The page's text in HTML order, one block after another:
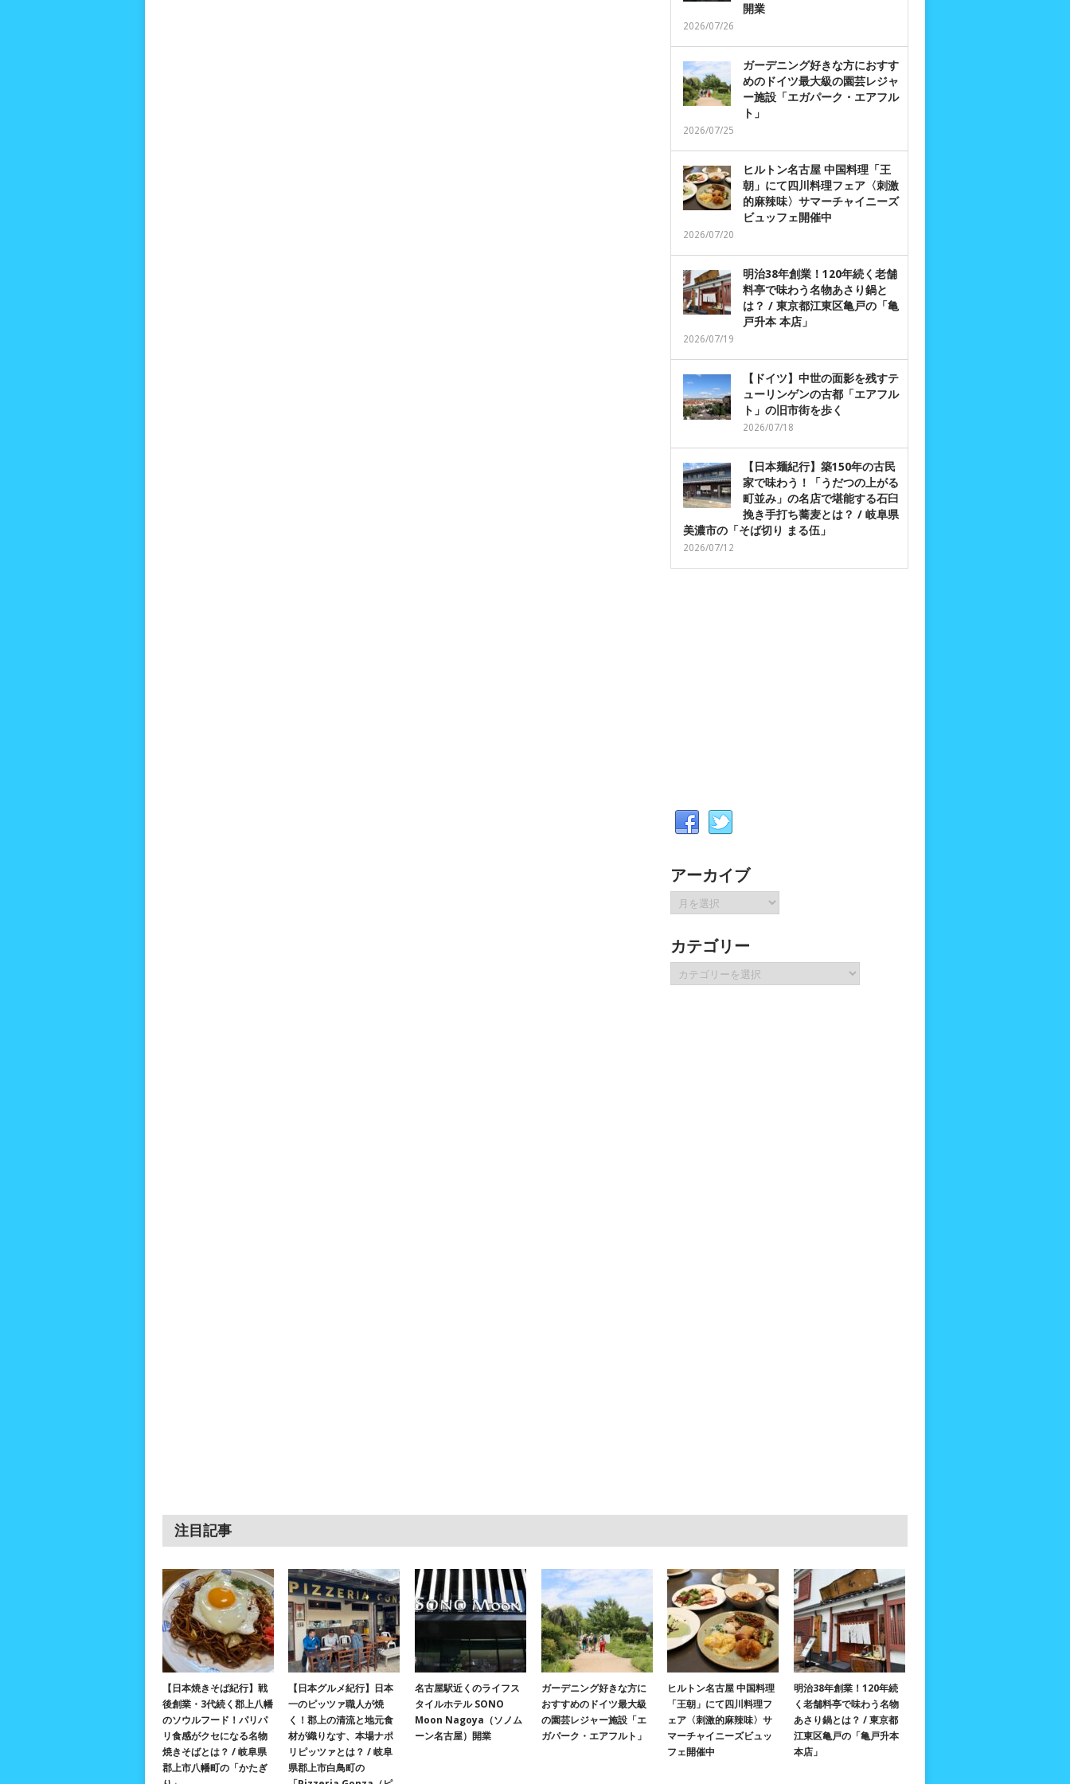
開業
2026/07/26
ガーデニング好きな方におすす
めのドイツ最大級の園芸レジャ
ー施設「エガパーク・エアフル
ト」
2026/07/25
ヒルトン名古屋 中国料理「王
朝」にて四川料理フェア〈刺激
的麻辣味〉サマーチャイニーズ
ビュッフェ開催中
2026/07/20
明治38年創業！120年続く老舗
料亭で味わう名物あさり鍋と
は？ / 東京都江東区亀戸の「亀
戸升本 本店」
2026/07/19
【ドイツ】中世の面影を残すテ
ューリンゲンの古都「エアフル
ト」の旧市街を歩く
2026/07/18
【日本麺紀行】築150年の古民
家で味わう！「うだつの上がる
町並み」の名店で堪能する石臼
挽き手打ち蕎麦とは？ / 岐阜県
美濃市の「そば切り まる伍」
2026/07/12
アーカイブ
ア
ー
イ
ブ
カテゴリー
テ
注目記事
【日本焼きそば紀行】戦
後創業・3代続く郡上八幡
のソウルフード！パリパ
リ食感がクセになる名物
焼きそばとは？ / 岐阜県
郡上市八幡町の「かたぎ
【日本グルメ紀行】日本
一のピッツァ職人が焼
く！郡上の清流と地元食
材が織りなす、本場ナポ
リピッツァとは？ / 岐阜
県郡上市白鳥町の
名古屋駅近くのライフス
タイルホテル SONO
Moon Nagoya（ソノム
ーン名古屋）開業
ガーデニング好きな方に
おすすめのドイツ最大級
の園芸レジャー施設「エ
ガパーク・エアフルト」
ヒルトン名古屋 中国料理
「王朝」にて四川料理フ
ェア〈刺激的麻辣味〉サ
マーチャイニーズビュッ
フェ開催中
明治38年創業！120年続
く老舗料亭で味わう名物
あさり鍋とは？ / 東京都
江東区亀戸の「亀戸升本
本店」